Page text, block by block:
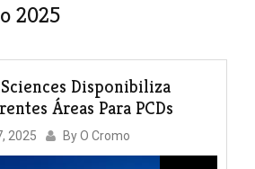
2025
Disponibiliza
Áreas Para PCDs
2025 ByO Cromo